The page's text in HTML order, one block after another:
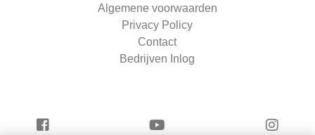
Algemene voorwaarden
Privacy Policy
Contact
Bedrijven Inlog